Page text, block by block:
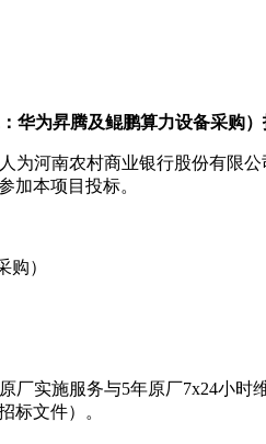
华为昇腾及鲲鹏算力设备采购
河南农村商业银行股份有限
加本项目投标。
）
实施服务与5年原厂7x24小
标文件）。